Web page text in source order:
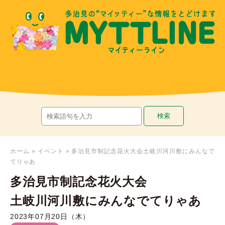
ホーム » イベント » 多治見市制記念花火大会土岐川河川敷にみんなで
てりゃあ
多治見市制記念花火大会
土岐川河川敷にみんなでてりゃあ
2023年07月20日（木）